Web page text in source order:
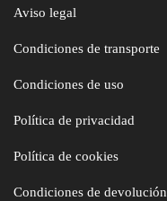
Aviso legal
Condiciones de transporte
Condiciones de uso
Política de privacidad
Política de cookies
Condiciones de devolución